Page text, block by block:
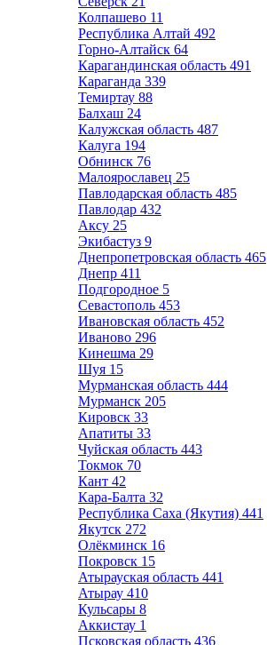
Колпашево 11
Республика Алтай 492
Горно-Алтайск 64
Карагандинская область 491
Караганда 339
Темиртау 88
Балхаш 24
Калужская область 487
Калуга 194
Обнинск 76
Малоярославец 25
Павлодарская область 485
Павлодар 432
Аксу 25
Экибастуз 9
Днепропетровская область 465
Днепр 411
Подгородное 5
Севастополь 453
Ивановская область 452
Иваново 296
Кинешма 29
Шуя 15
Мурманская область 444
Мурманск 205
Кировск 33
Апатиты 33
Чуйская область 443
Токмок 70
Кант 42
Кара-Балта 32
Республика Саха (Якутия) 441
Якутск 272
Олёкминск 16
Покровск 15
Атырауская область 441
Атырау 410
Кульсары 8
Аккистау 1
Псковская область 436